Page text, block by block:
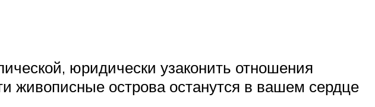
юридически узаконить отношения
живописные острова останутся в вашем сердце